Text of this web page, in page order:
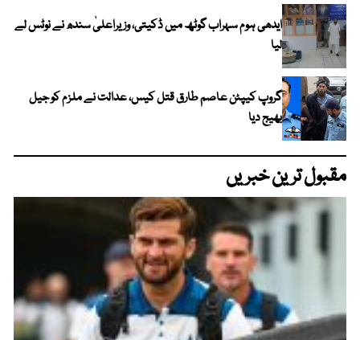
ایدھی ہوم سہراب گوٹھ میں ڈکیتی، وزیراعلیٰ سندھ نے نوٹس لے
لیا
گروپ کیپٹن عاصم طارق قتل کیس، عدالت نے ملزم کو جیل
بھیج دیا
مقبول ترین خبریں